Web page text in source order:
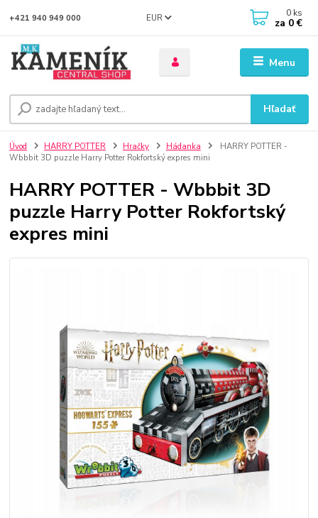
Menu
EUR
Hľadať
+421 940 949 000 0 ks
za 0 €
Úvod HARRY POTTER Hračky Hádanka
HARRY POTTER -
Wbbbit 3D puzzle Harry Potter Rokfortský expres mini
HARRY POTTER - Wbbbit 3D
puzzle Harry Potter Rokfortský
expres mini